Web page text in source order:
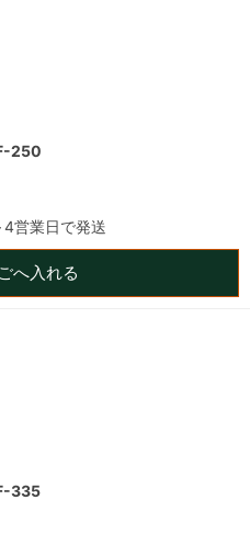
250
営業日で発送
へ入れる
335